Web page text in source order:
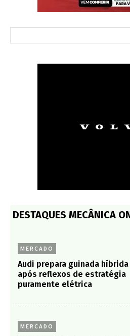
DESTAQUES MECÂNICA
MERCADO
Audi prepara guinada híbrida
após reflexos de estratégia
puramente elétrica
MERCADO